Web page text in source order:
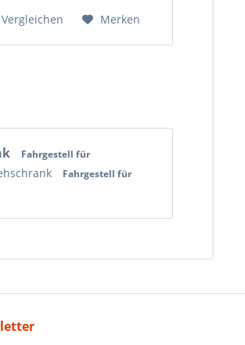
Vergleichen Merken
Fahrgestell für
Fahrgestell für